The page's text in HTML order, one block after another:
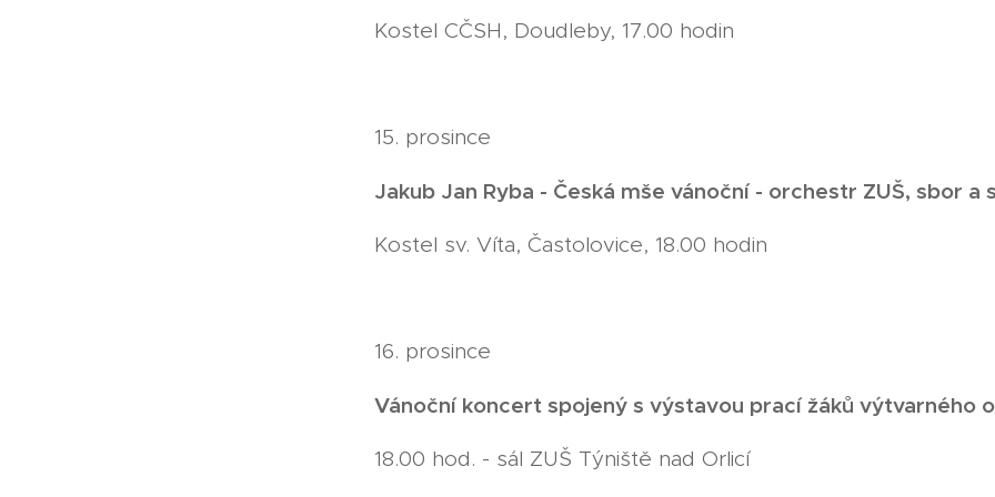
Kostel CČSH, Doudleby, 17.00 hodin
15. prosince
Jakub Jan Ryba - Česká mše vánoční - orchestr ZUŠ, sbor a
Kostel sv. Víta, Častolovice, 18.00 hodin
16. prosince
Vánoční koncert spojený s výstavou prací žáků výtvarného
18.00 hod. - sál ZUŠ Týniště nad Orlicí